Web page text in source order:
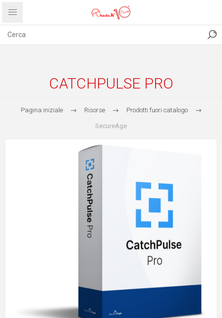
PRIVACY ABOUT US
CATCHPULSE PRO
Pagina iniziale Risorse Prodotti fuori catalogo
SecureAge